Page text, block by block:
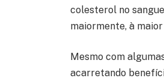
colesterol no
maiormente, à
Mesmo com
acarretando